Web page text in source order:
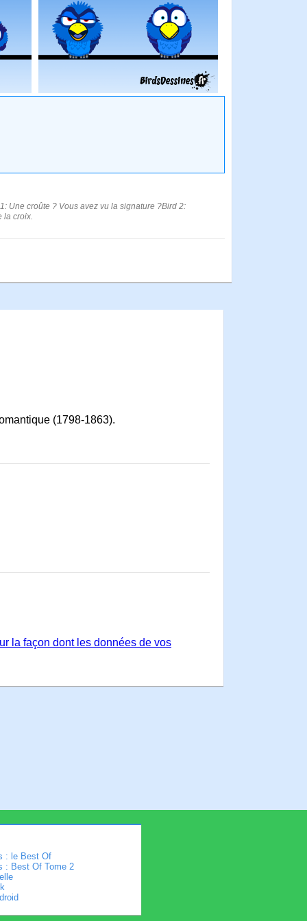
Une croûte ? Vous avez vu la signature ?Bird 2:
la croix.
(1798-1863).
la façon dont les données de vos
: le Best Of
: Best Of Tome 2